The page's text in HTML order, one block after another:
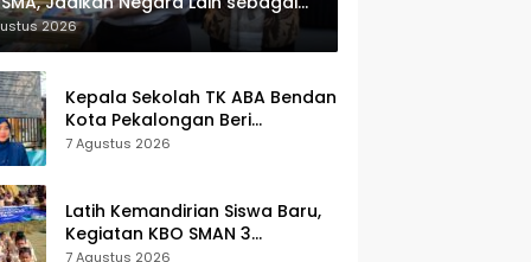
2026
Kepala Sekolah TK ABA Bendan
Kota Pekalongan Beri
Klarifikasi, Luruskan Isu Proyek
7 Agustus 2026
Latih Kemandirian Siswa Baru,
Kegiatan KBO SMAN 3
Pekalongan Mendapat
7 Agustus 2026